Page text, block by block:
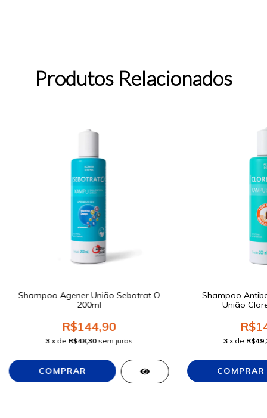
Produtos Relacionados
Shampoo Agener União Sebotrat O
200ml
R$144,90
3 x de R$48,30 sem juros
Shampoo
União
3 x de